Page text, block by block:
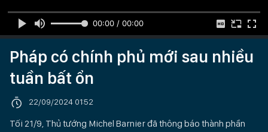
00:00 / 00:00
Pháp có chính phủ mới sau nhiều
tuần bất ổn
22/09/2024 01:52
Tối 21/9, Thủ tướng Michel Barnier đã thông báo thành phần